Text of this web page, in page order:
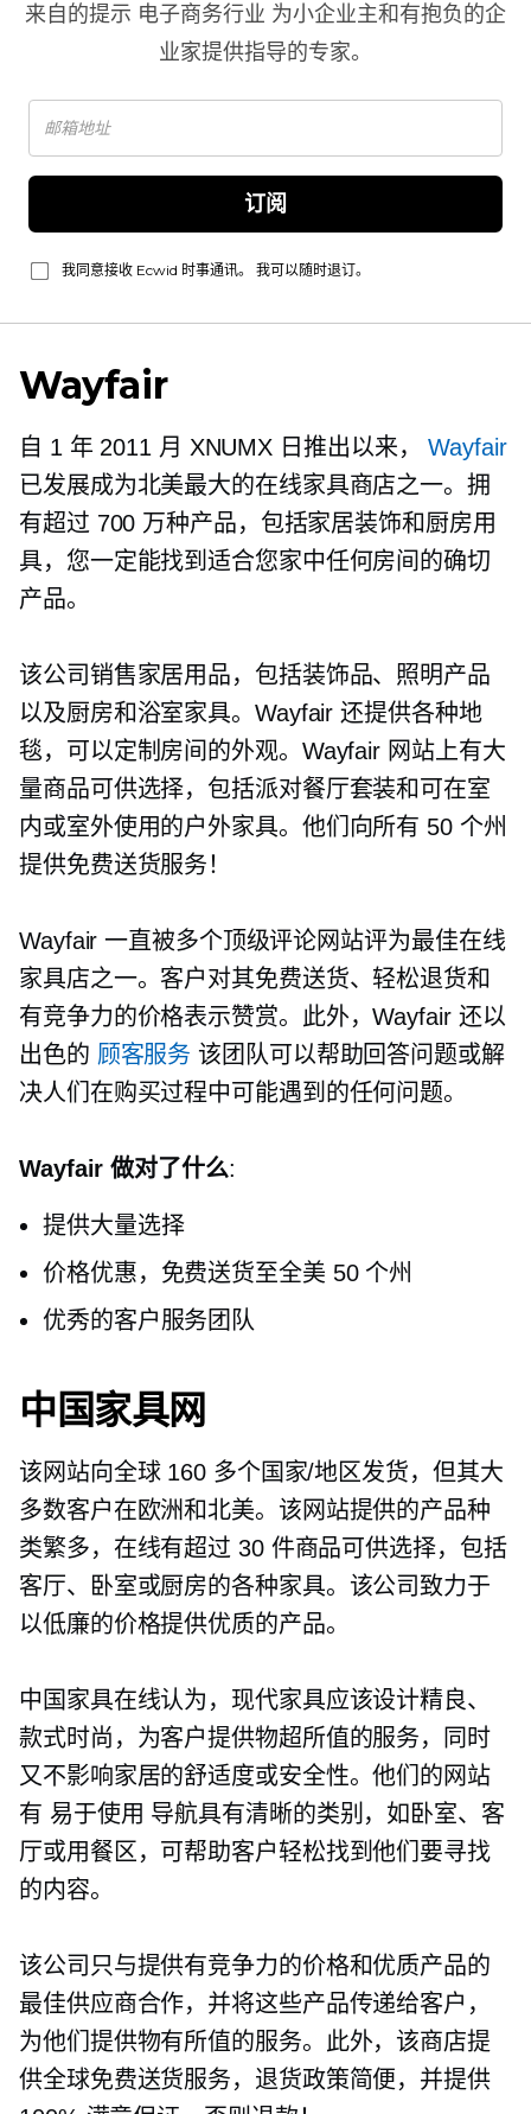
来自的提示 电子商务行业 为小企业主和有抱负的企
业家提供指导的专家。
订阅
我同意接收 Ecwid 时事通讯。 我可以随时退订。
Wayfair
自 1 年 2011 月 XNUMX 日推出以来，Wayfair
已发展成为北美最大的在线家具商店之一。拥
有超过 700 万种产品，包括家居装饰和厨房用
具，您一定能找到适合您家中任何房间的确切
产品。
该公司销售家居用品，包括装饰品、照明产品
以及厨房和浴室家具。Wayfair 还提供各种地
毯，可以定制房间的外观。Wayfair 网站上有大
量商品可供选择，包括派对餐厅套装和可在室
内或室外使用的户外家具。他们向所有 50 个州
提供免费送货服务！
Wayfair 一直被多个顶级评论网站评为最佳在线
家具店之一。客户对其免费送货、轻松退货和
有竞争力的价格表示赞赏。此外，Wayfair 还以
出色的 顾客服务 该团队可以帮助回答问题或解
决人们在购买过程中可能遇到的任何问题。
Wayfair 做对了什么:
提供大量选择
价格优惠，免费送货至全美 50 个州
优秀的客户服务团队
中国家具网
该网站向全球 160 多个国家/地区发货，但其大
多数客户在欧洲和北美。该网站提供的产品种
类繁多，在线有超过 30 件商品可供选择，包括
客厅、卧室或厨房的各种家具。该公司致力于
以低廉的价格提供优质的产品。
中国家具在线认为，现代家具应该设计精良、
款式时尚，为客户提供物超所值的服务，同时
又不影响家居的舒适度或安全性。他们的网站
有 易于使用 导航具有清晰的类别，如卧室、客
厅或用餐区，可帮助客户轻松找到他们要寻找
的内容。
该公司只与提供有竞争力的价格和优质产品的
最佳供应商合作，并将这些产品传递给客户，
为他们提供物有所值的服务。此外，该商店提
供全球免费送货服务，退货政策简便，并提供